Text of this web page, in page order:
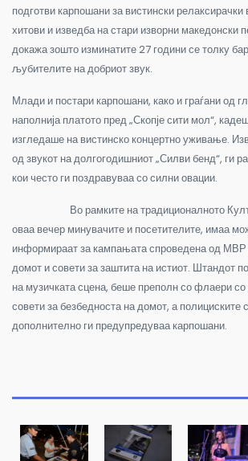
подготви карпошани за вистински
хитови и изведба на стари изворни македонски
докажа зошто изминатите 27 години се толку
љубителите на добриот звук.
Млади и постари карпошани, како и граѓани од
наполнија платото пред „Скопје сити мол“,
изгледаше на вистинско концертно уживање.
од звукот на долгогодишниот „Силви бенд“, ги
кои често ги поздравуваа со силни овации.
Во рамките на традиционалното
оваа вечер минувачите и посетителите, имаа
информираат за кампањата спроведена од МВР
домот и совети за заштита на истиот. Штандот
на музичката сцена, беше преполн со флаери
совети за безбедноста на домот, а полициските
дополнително ги предупредуваа карпошани.